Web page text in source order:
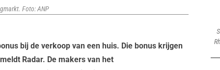
Foto: ANP
bij de verkoop van een huis. Die bonus krijgen
Radar. De makers van het